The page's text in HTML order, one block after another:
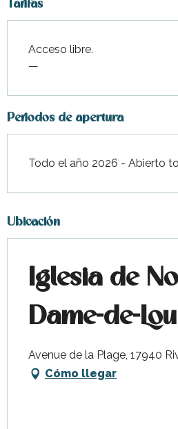
Tarifas
Acceso libre.
—
Periodos de apertura
Todo el año 2026 - Abierto
Ubicación
Iglesia de
Dame-de-
Avenue de la Plage, 17940
Cómo llegar